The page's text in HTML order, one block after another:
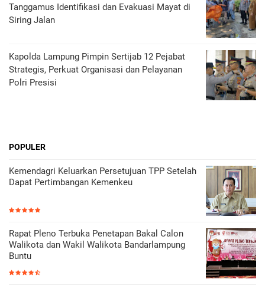
Tanggamus Identifikasi dan Evakuasi Mayat di
Siring Jalan
Kapolda Lampung Pimpin Sertijab 12 Pejabat
Strategis, Perkuat Organisasi dan Pelayanan
Polri Presisi
POPULER
Kemendagri Keluarkan Persetujuan TPP Setelah
Dapat Pertimbangan Kemenkeu
Rapat Pleno Terbuka Penetapan Bakal Calon
Walikota dan Wakil Walikota Bandarlampung
Buntu